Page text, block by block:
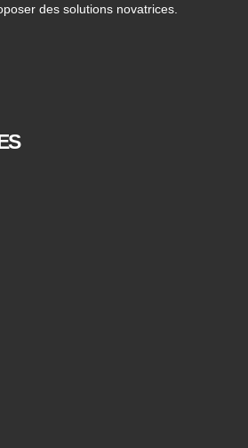
des solutions novatrices.